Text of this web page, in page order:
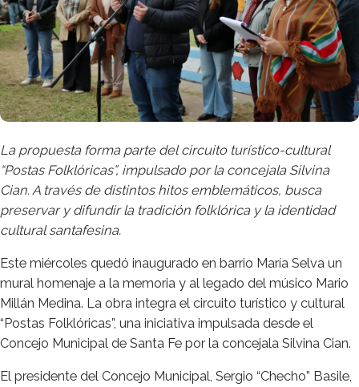
La propuesta forma parte del circuito turístico-cultural
“Postas Folklóricas”, impulsado por la concejala Silvina
Cian. A través de distintos hitos emblemáticos, busca
preservar y difundir la tradición folklórica y la identidad
cultural santafesina.
Este miércoles quedó inaugurado en barrio María Selva un
mural homenaje a la memoria y al legado del músico Mario
Millán Medina. La obra integra el circuito turístico y cultural
“Postas Folklóricas”, una iniciativa impulsada desde el
Concejo Municipal de Santa Fe por la concejala Silvina Cian.
El presidente del Concejo Municipal, Sergio “Checho” Basile,